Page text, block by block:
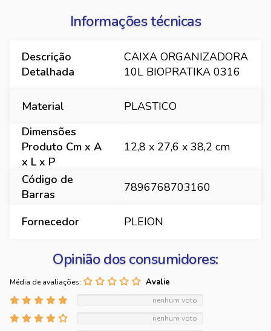
Informações técnicas
Descrição
Detalhada
CAIXA ORGANIZADORA
10L BIOPRATIKA 0316
Material
PLASTICO
Dimensões
Produto Cm x A
x L x P
12,8 x 27,6 x 38,2 cm
Código de
Barras
7896768703160
Fornecedor PLEION
Opinião dos consumidores:
Média de avaliações:
nenhum voto
nenhum voto